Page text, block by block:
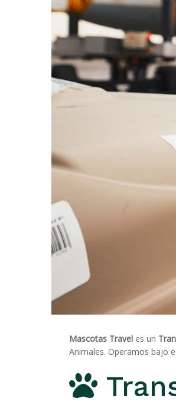
Mascotas Travel es un
Animales. Operamos bajo